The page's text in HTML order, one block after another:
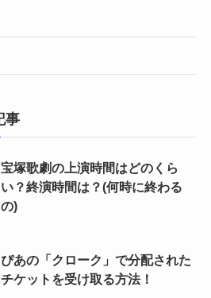
事
宝塚歌劇の上演時間はどのくら
い？終演時間は？(何時に終わる
の)
ぴあの「クローク」で分配された
チケットを受け取る方法！